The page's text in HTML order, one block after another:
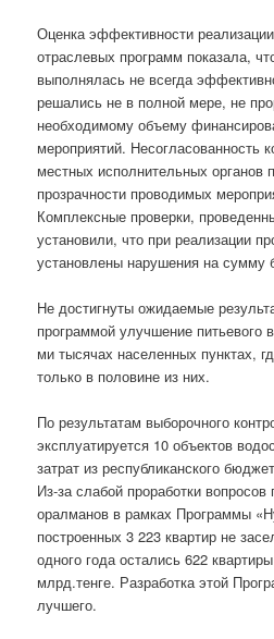
Оценка эффективности
отраслевых программ показала,
выполнялась не всегда
решались не в полной мере, не
необходимому объему
мероприятий. Несогласованность
местных исполнительных органов
прозрачности проводимых
Комплексные проверки,
установили, что при реализации
установлены нарушения на сумму
Не достигнуты ожидаемые
программой улучшение питьевого
ми тысячах населенных пунктах,
только в половине из них.
По результатам выборочного
эксплуатируется 10 объектов
затрат из республиканского
Из-за слабой проработки
оралманов в рамках Программы
построенных 3 223 квартир не
одного года остались 622
млрд.тенге. Разработка этой
лучшего.